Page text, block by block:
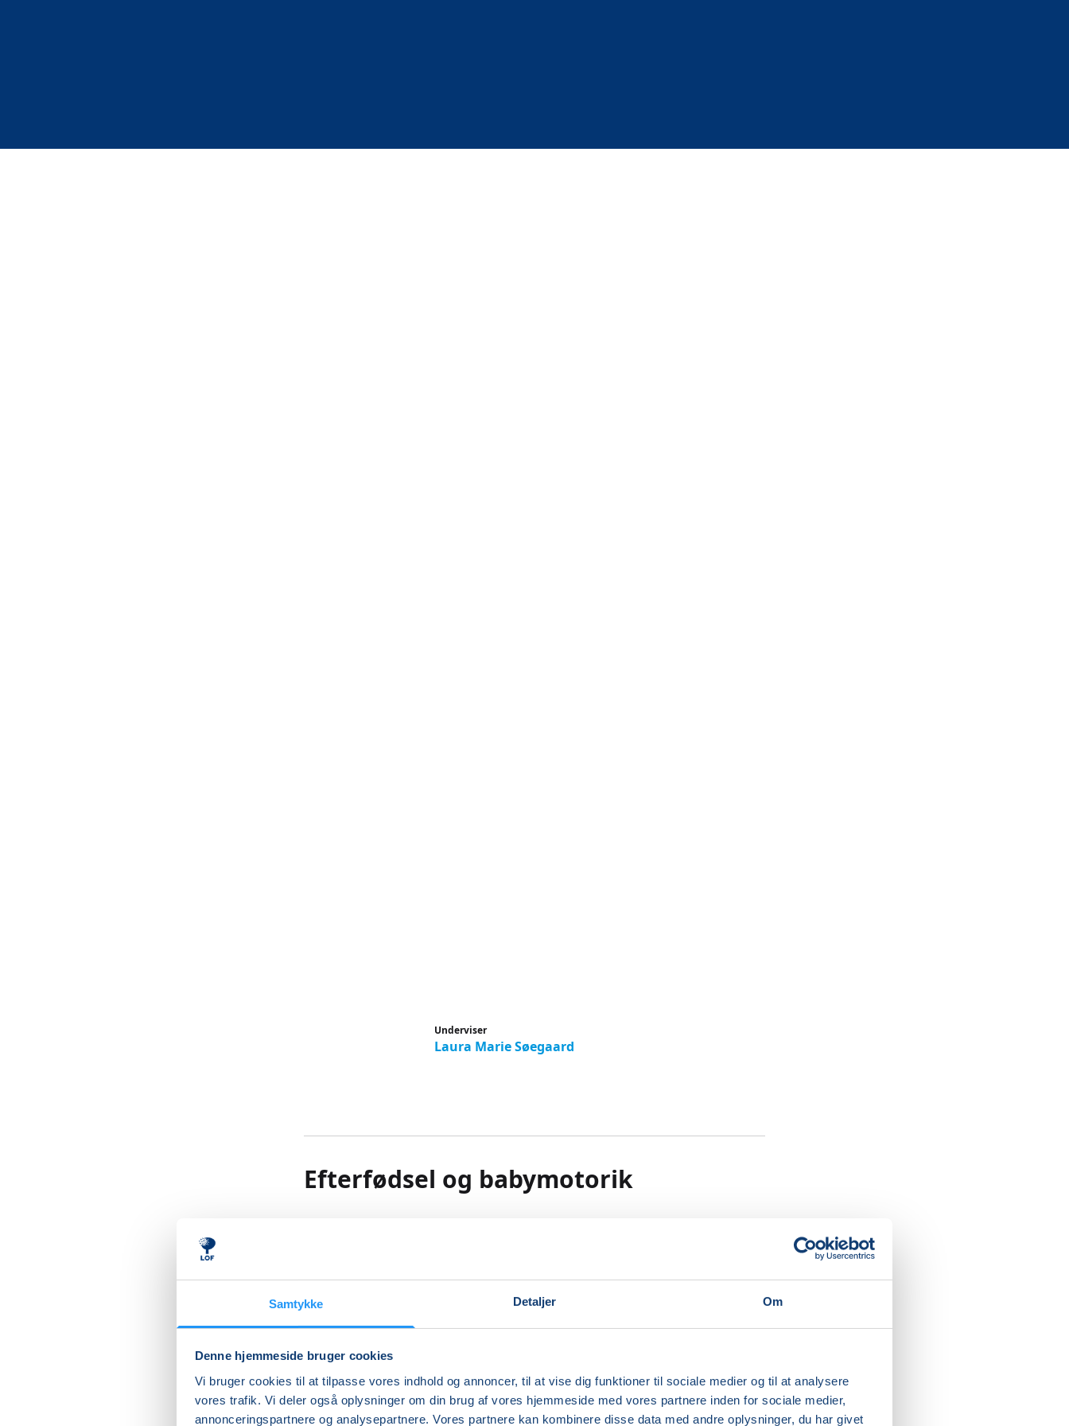
Samtykke Detaljer Om
Denne hjemmeside bruger cookies
Vi bruger cookies til at tilpasse vores indhold og annoncer, til at vise dig funktioner til sociale medier og til at analysere
vores trafik. Vi deler også oplysninger om din brug af vores hjemmeside med vores partnere inden for sociale medier,
annonceringspartnere og analysepartnere. Vores partnere kan kombinere disse data med andre oplysninger, du har givet
Underviser
Laura Marie Søegaard
Efterfødsel og babymotorik
del af øvelserne er direkte sammen med børnene, så de bliver stimuleret,
mens du træner.
strækkes og afspændes. Der er mulighed for at have individuelt fokus på
holdning og eventuelle gener efter fødslen. Vi arbejder hele kroppen